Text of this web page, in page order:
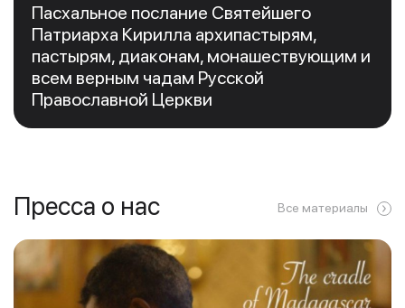
Пасхальное послание Святейшего
Патриарха Кирилла архипастырям,
пастырям, диаконам, монашествующим и
всем верным чадам Русской
Православной Церкви
Пресса о нас Все материалы